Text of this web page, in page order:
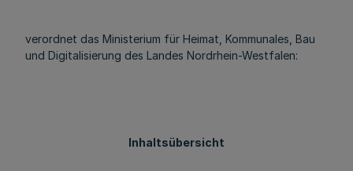
verordnet das Ministerium für Heimat, Kommunales, Bau
und Digitalisierung des Landes Nordrhein-Westfalen:
Inhaltsübersicht